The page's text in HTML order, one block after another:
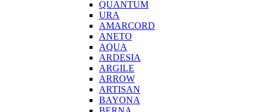
QUANTUM
URA
AMARCORD
ANETO
AQUA
ARDESIA
ARGILE
ARROW
ARTISAN
BAYONA